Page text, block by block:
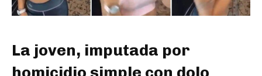
La joven, imputada por